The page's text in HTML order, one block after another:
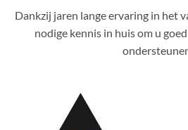
Dankzij jaren lange ervaring in het
nodige kennis in huis om u